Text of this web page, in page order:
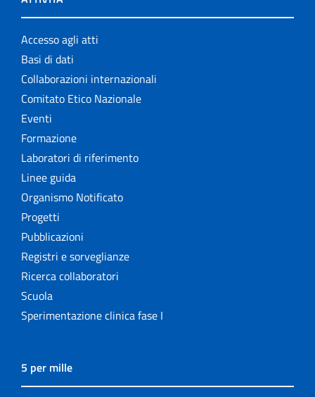
Accesso agli atti
Basi di dati
Collaborazioni internazionali
Comitato Etico Nazionale
Eventi
Formazione
Laboratori di riferimento
Linee guida
Organismo Notificato
Progetti
Pubblicazioni
Registri e sorveglianze
Ricerca collaboratori
Scuola
Sperimentazione clinica fase I
5 per mille